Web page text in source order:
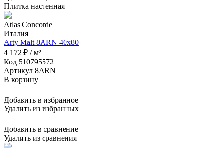
Плитка настенная
Atlas Concorde
Италия
Arty Malt 8ARN 40x80
4 172 ₽ / м²
Код 510795572
Артикул 8ARN
В корзину
Добавить в избранное
Удалить из избранных
Добавить в сравнение
Удалить из сравнения